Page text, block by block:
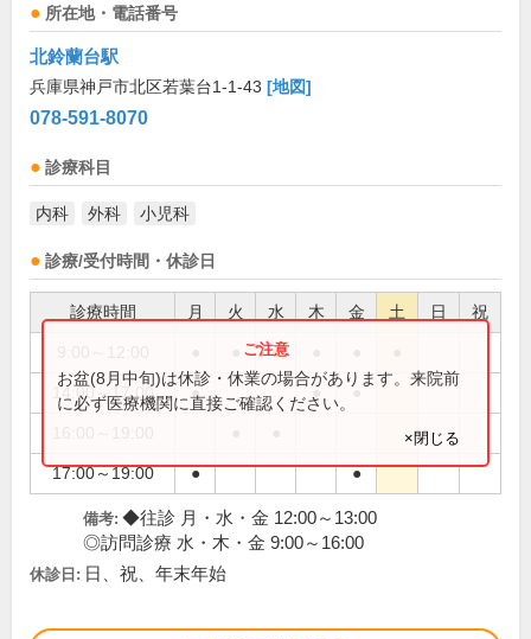
所在地・電話番号
北鈴蘭台駅
兵庫県神戸市北区若葉台1-1-43 [地図]
078-591-8070
診療科目
内科 外科 小児科
診療/受付時間・休診日
診療時間 月 火 水 木 金 土 日 祝
●
14:00～17:00 ● ● ●
17:00～19:00 ● ●
お盆(8月中旬)は休診・休業の場合があります。来院前
に必ず医療機関に直接ご確認ください。
×閉じる
備考: ◆往診 月・水・金 12:00～13:00
◎訪問診療 水・木・金 9:00～16:00
休診日: 日、祝、年末年始